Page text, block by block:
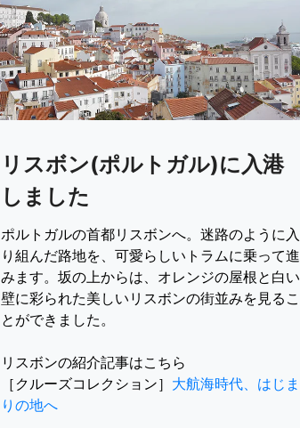
リスボン(ポルトガル)に入港
しました
ポルトガルの首都リスボンへ。迷路のように入
り組んだ路地を、可愛らしいトラムに乗って進
みます。坂の上からは、オレンジの屋根と白い
壁に彩られた美しいリスボンの街並みを見るこ
とができました。
リスボンの紹介記事はこちら
［クルーズコレクション］ 大航海時代、はじま
りの地へ